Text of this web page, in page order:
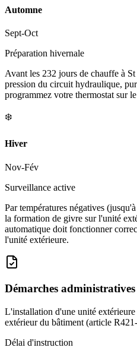
Automne
Sept-Oct
Préparation hivernale
Avant les 232 jours de chauffe à
pression du circuit hydraulique,
programmez votre thermostat sur
❄️
Hiver
Nov-Fév
Surveillance active
Par températures négatives
la formation de givre sur l'unité
automatique doit fonctionner
l'unité extérieure.
Démarches
L'installation d'une unité
extérieur du bâtiment (article
Délai d'instruction